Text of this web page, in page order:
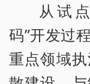
从试
码”开发过
重点领域